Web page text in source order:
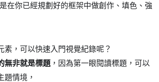
在你已經規劃好的框架中做創作、填色、強
素，可以快速入門視覺紀錄呢？
無非就是標題 ，因為第一眼閱讀標題，可以
題情境，